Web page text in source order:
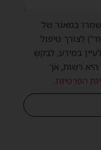
במאגר של
לצורך טיפול
במידע, לבקש
היא רשות, אך
הפרטיות.